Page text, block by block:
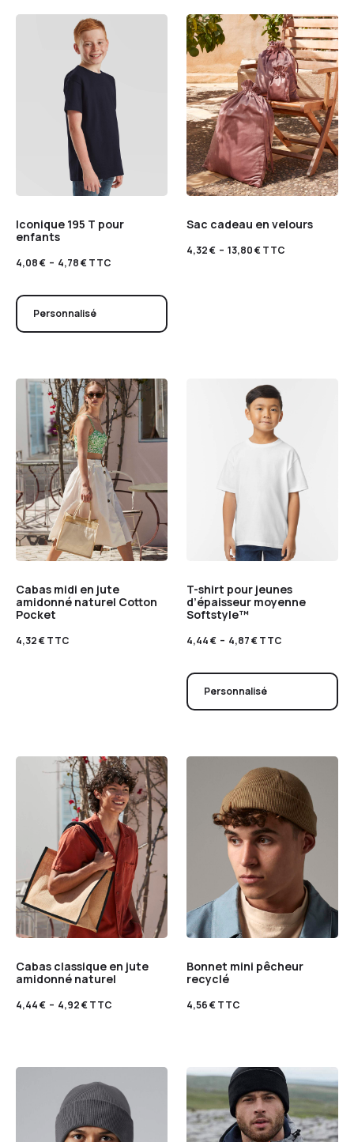
Iconique 195 T pour
enfants
4,08€ – 4,78€TTC
Personnalisé
Sac cadeau en velours
4,32€ – 13,80€TTC
Cabas midi en jute
amidonné naturel Cotton
Pocket
4,32€TTC
T-shirt pour jeunes
d’épaisseur moyenne
Softstyle™
4,44€ – 4,87€TTC
Personnalisé
Cabas classique en jute
amidonné naturel
4,44€ – 4,92€TTC
Bonnet mini pêcheur
recyclé
4,56€TTC